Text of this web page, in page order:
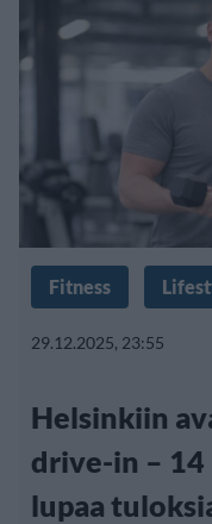
Fitness
29.12.2025, 23:55
Helsinkiin
drive-in –
lupaa